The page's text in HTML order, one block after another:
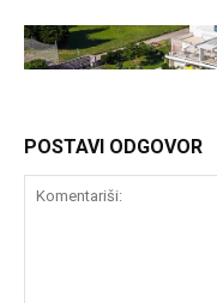
POSTAVI ODGOVOR